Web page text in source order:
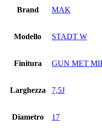
Brand MAK
Modello STADT W
Finitura GUN MET
Larghezza 7,5J
Diametro 17